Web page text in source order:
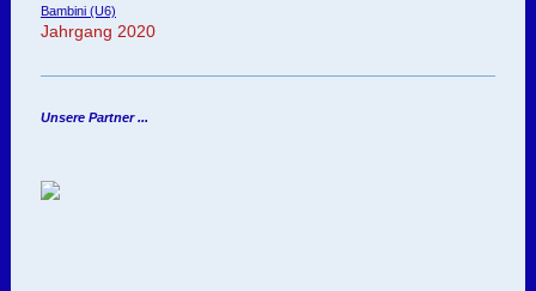
Bambini (U6)
Jahrgang 2020
Unsere Partner ...